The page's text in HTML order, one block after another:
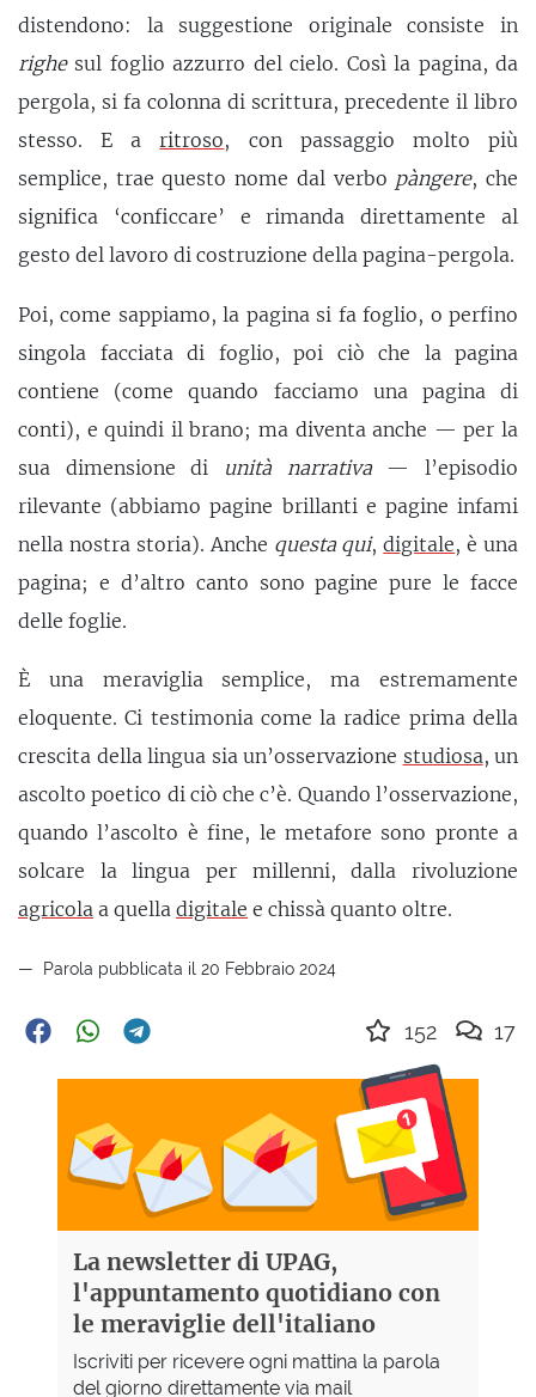
distendono: la suggestione originale consiste in
righesul foglio azzurro del cielo. Così la pagina, da
pergola, si fa colonna di scrittura, precedente il libro
stesso. E a ritroso, con passaggio molto più
semplice, trae questo nome dal verbo pàngere, che
significa ‘conficcare’ e rimanda direttamente al
gesto del lavoro di costruzione della pagina-pergola.
Poi, come sappiamo, la pagina si fa foglio, o perfino
singola facciata di foglio, poi ciò che la pagina
contiene (come quando facciamo una pagina di
conti), e quindi il brano; ma diventa anche — per la
sua dimensione di unità narrativa— l’episodio
rilevante (abbiamo pagine brillanti e pagine infami
nella nostra storia). Anche questa qui,digitale, è una
pagina; e d’altro canto sono pagine pure le facce
delle foglie.
È una meraviglia semplice, ma estremamente
eloquente. Ci testimonia come la radice prima della
crescita della lingua sia un’osservazione studiosa, un
ascolto poetico di ciò che c’è. Quando l’osservazione,
quando l’ascolto è fine, le metafore sono pronte a
solcare la lingua per millenni, dalla rivoluzione
agricola a quella digitale e chissà quanto oltre.
Parola pubblicata il 20 Febbraio 2024
152 17
La newsletter di UPAG,
l'appuntamento quotidiano con
le meraviglie dell'italiano
Iscriviti per ricevere ogni mattina la parola
del giorno direttamente via mail